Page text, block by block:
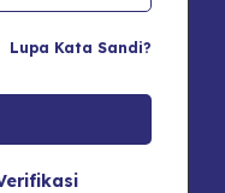
Lupa Kata Sandi?